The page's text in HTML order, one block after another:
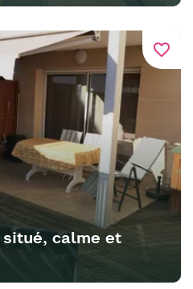
favorite_border
calme et